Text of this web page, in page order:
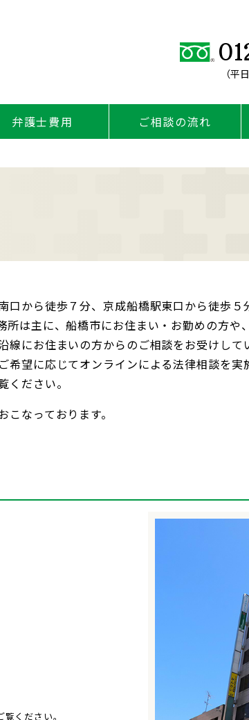
（平
弁護士費用 ご相談の流れ
から徒歩７分、京成船橋駅東口から徒歩
は主に、船橋市にお住まい・お勤めの方や
にお住まいの方からのご相談をお受けして
望に応じてオンラインによる法律相談を実
ください。
なっております。
覧ください。